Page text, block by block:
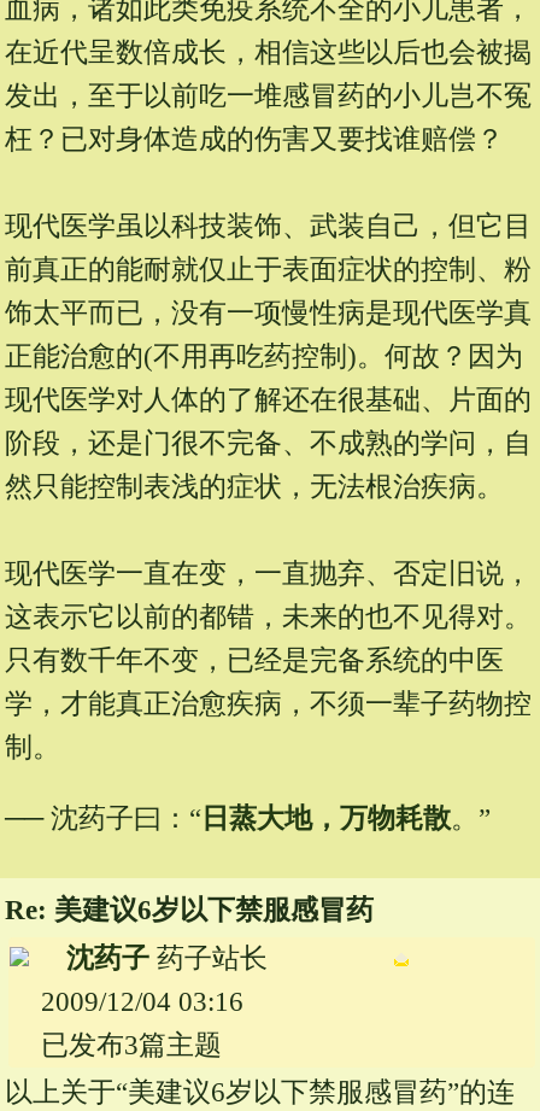
血病，诸如此类免疫系统不全的小儿患者，
在近代呈数倍成长，相信这些以后也会被揭
发出，至于以前吃一堆感冒药的小儿岂不冤
枉？已对身体造成的伤害又要找谁赔偿？
现代医学虽以科技装饰、武装自己，但它目
前真正的能耐就仅止于表面症状的控制、粉
饰太平而已，没有一项慢性病是现代医学真
正能治愈的(不用再吃药控制)。何故？因为
现代医学对人体的了解还在很基础、片面的
阶段，还是门很不完备、不成熟的学问，自
然只能控制表浅的症状，无法根治疾病。
现代医学一直在变，一直抛弃、否定旧说，
这表示它以前的都错，未来的也不见得对。
只有数千年不变，已经是完备系统的中医
学，才能真正治愈疾病，不须一辈子药物控
制。
── 沈药子曰：“日蒸大地，万物耗散。”
Re: 美建议6岁以下禁服感冒药
沈药子 药子站长
2009/12/04 03:16
已发布3篇主题
以上关于“美建议6岁以下禁服感冒药”的连